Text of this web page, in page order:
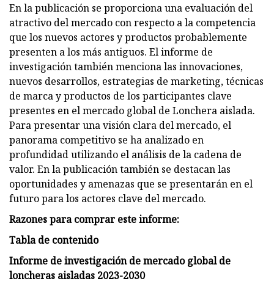
En la publicación se proporciona una evaluación del
atractivo del mercado con respecto a la competencia
que los nuevos actores y productos probablemente
presenten a los más antiguos. El informe de
investigación también menciona las innovaciones,
nuevos desarrollos, estrategias de marketing, técnicas
de marca y productos de los participantes clave
presentes en el mercado global de Lonchera aislada.
Para presentar una visión clara del mercado, el
panorama competitivo se ha analizado en
profundidad utilizando el análisis de la cadena de
valor. En la publicación también se destacan las
oportunidades y amenazas que se presentarán en el
futuro para los actores clave del mercado.
Razones para comprar este informe:
Tabla de contenido
Informe de investigación de mercado global de
loncheras aisladas 2023-2030